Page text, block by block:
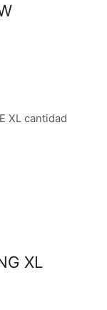
XL cantidad
XL